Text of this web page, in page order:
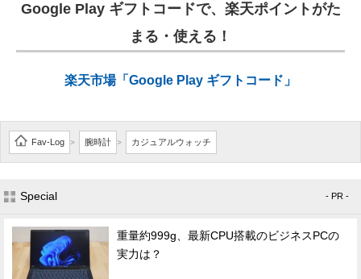
Google Play ギフトコードで、楽天ポイントがた
まる・使える！
楽天市場「Google Play ギフトコード」
Fav-Log > 腕時計 > カジュアルウォッチ
Special - PR -
重量約999g、最新CPU搭載のビジネスPCの
実力は？